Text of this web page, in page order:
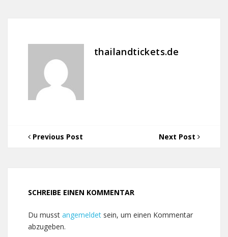
thailandtickets.de
Previous Post Next Post
SCHREIBE EINEN KOMMENTAR
Du musst angemeldet sein, um einen Kommentar
abzugeben.